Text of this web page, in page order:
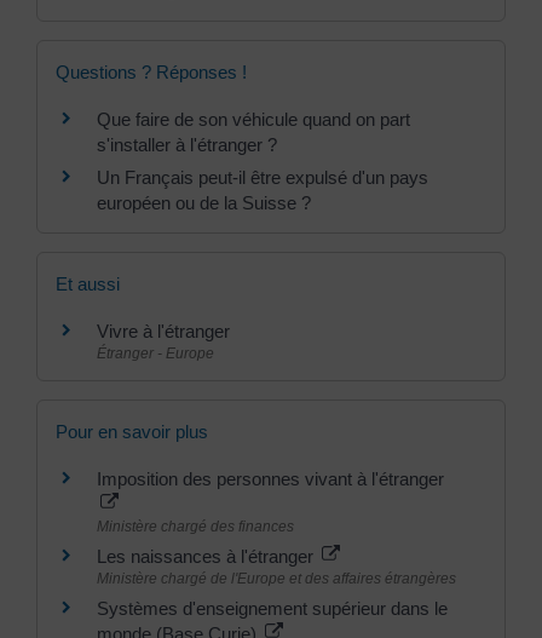
Questions ? Réponses !
Que faire de son véhicule quand on part
s'installer à l'étranger ?
Un Français peut-il être expulsé d'un pays
européen ou de la Suisse ?
Et aussi
Vivre à l'étranger
Étranger - Europe
Pour en savoir plus
Imposition des personnes vivant à l'étranger
Ministère chargé des finances
Les naissances à l'étranger
Ministère chargé de l'Europe et des affaires étrangères
Systèmes d'enseignement supérieur dans le